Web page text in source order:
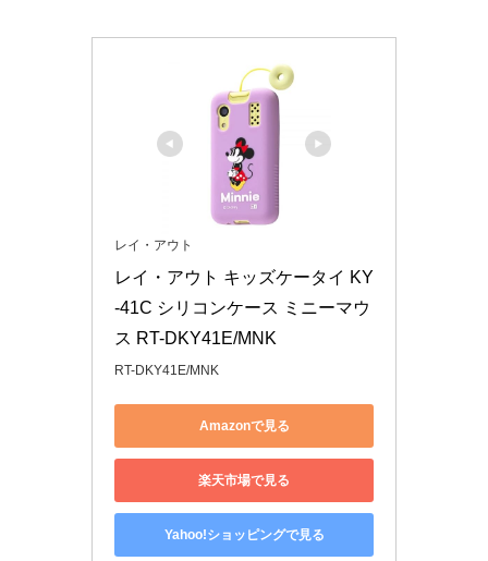
レイ・アウト
レイ・アウト キッズケータイ KY
-41C シリコンケース ミニーマウ
ス RT-DKY41E/MNK
RT-DKY41E/MNK
Amazonで見る
楽天市場で見る
Yahoo!ショッピングで見る